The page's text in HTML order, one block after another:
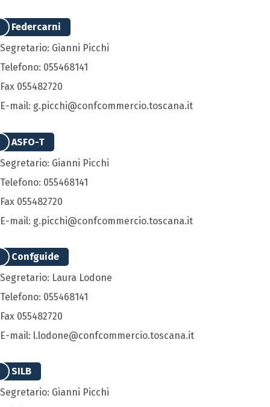
Federcarni
Segretario: Gianni Picchi
Telefono: 055468141
Fax 055482720
E-mail: g.picchi@confcommercio.toscana.it
ASFO-T
Segretario: Gianni Picchi
Telefono: 055468141
Fax 055482720
E-mail: g.picchi@confcommercio.toscana.it
Confguide
Segretario: Laura Lodone
Telefono: 055468141
Fax 055482720
E-mail: l.lodone@confcommercio.toscana.it
SILB
Segretario: Gianni Picchi